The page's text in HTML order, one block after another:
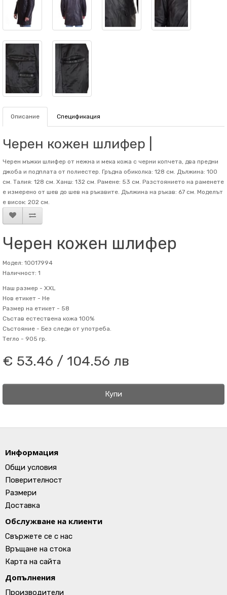
Описание Спецификация
Черен кожен шлифер |
Черен мъжки шлифер от нежна и мека кожа с черни копчета, два предни
джоба и подплата от полиестер. Гръдна обиколка: 128 см. Дължина: 100
см. Талия: 128 см. Ханш: 132 см. Рамене: 53 см. Разстоянието на раменете
е измерено от шев до шев на ръкавите. Дължина на ръкав: 67 см. Mоделът
е висок: 202 см.
Черен кожен шлифер
Модел: 10017994
Наличност: 1
Наш размер - XXL
Нов етикет - Не
Размер на етикет - 58
Състав естествена кожа 100%
Състояние - Без следи от употреба.
Тегло - 905 гр.
€ 53.46 / 104.56 лв
Купи
Информация
Общи условия
Поверителност
Размери
Доставка
Обслужване на клиенти
Свържете се с нас
Връщане на стока
Карта на сайта
Допълнения
Производители